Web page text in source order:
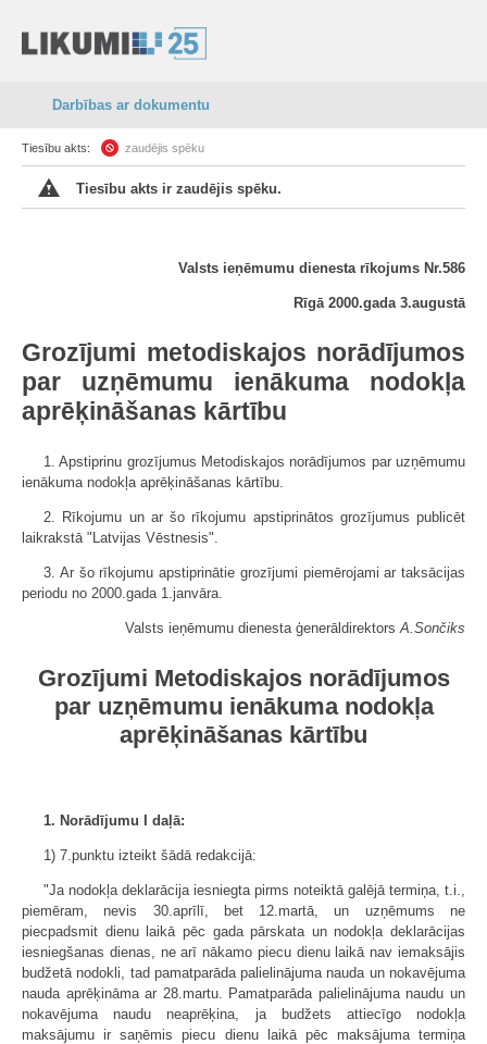
Darbības ar dokumentu
Tiesību akts: zaudējis spēku
Tiesību akts ir zaudējis spēku.
Valsts ieņēmumu dienesta rīkojums Nr.586
Rīgā 2000.gada 3.augustā
Grozījumi metodiskajos norādījumos
par uzņēmumu ienākuma nodokļa
aprēķināšanas kārtību
1. Apstiprinu grozījumus Metodiskajos norādījumos par uzņēmumu
ienākuma nodokļa aprēķināšanas kārtību.
2. Rīkojumu un ar šo rīkojumu apstiprinātos grozījumus publicēt
laikrakstā "Latvijas Vēstnesis".
3. Ar šo rīkojumu apstiprinātie grozījumi piemērojami ar taksācijas
periodu no 2000.gada 1.janvāra.
Valsts ieņēmumu dienesta ģenerāldirektorsA.Sončiks
Grozījumi Metodiskajos norādījumos
par uzņēmumu ienākuma nodokļa
aprēķināšanas kārtību
1. Norādījumu I daļā:
1) 7.punktu izteikt šādā redakcijā:
"Ja nodokļa deklarācija iesniegta pirms noteiktā galējā termiņa, t.i.,
piemēram, nevis 30.aprīlī, bet 12.martā, un uzņēmums ne
piecpadsmit dienu laikā pēc gada pārskata un nodokļa deklarācijas
iesniegšanas dienas, ne arī nākamo piecu dienu laikā nav iemaksājis
budžetā nodokli, tad pamatparāda palielinājuma nauda un nokavējuma
nauda aprēķināma ar 28.martu. Pamatparāda palielinājuma naudu un
nokavējuma naudu neaprēķina, ja budžets attiecīgo nodokļa
maksājumu ir saņēmis piecu dienu laikā pēc maksājuma termiņa